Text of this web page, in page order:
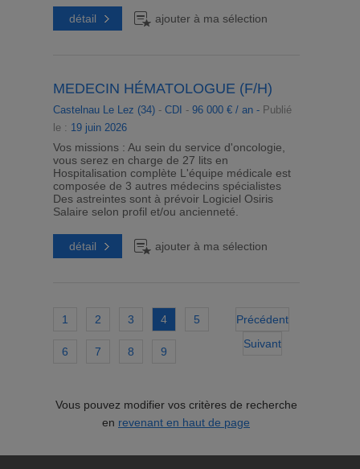
détail ajouter à ma sélection
MEDECIN HÉMATOLOGUE (F/H)
Castelnau Le Lez (34)- CDI - 96 000 € / an - Publié
le : 19 juin 2026
Vos missions : Au sein du service d'oncologie,
vous serez en charge de 27 lits en
Hospitalisation complète L'équipe médicale est
composée de 3 autres médecins spécialistes
Des astreintes sont à prévoir Logiciel Osiris
Salaire selon profil et/ou ancienneté.
détail ajouter à ma sélection
Précédent
1 2 3 4 5
6 7 8 9
Suivant
Vous pouvez modifier vos critères de recherche
en revenant en haut de page